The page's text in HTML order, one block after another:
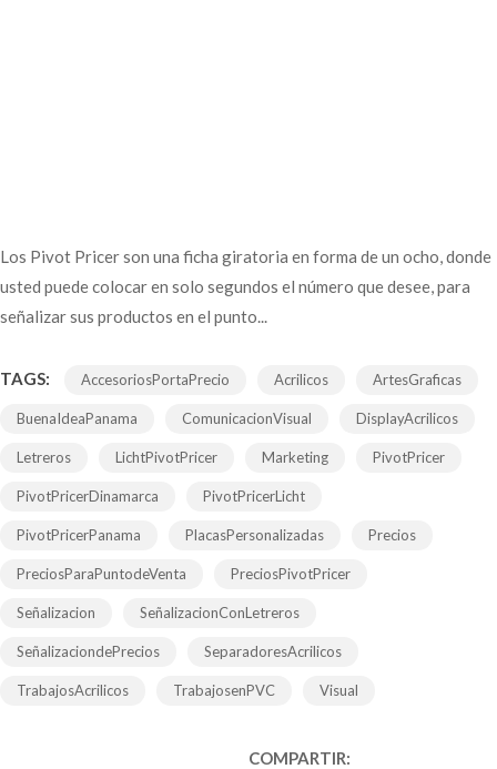
Los Pivot Pricer son una ficha giratoria en forma de un ocho, donde
usted puede colocar en solo segundos el número que desee, para
señalizar sus productos en el punto...
TAGS: AccesoriosPortaPrecio Acrilicos ArtesGraficas
BuenaIdeaPanama ComunicacionVisual DisplayAcrilicos
Letreros LichtPivotPricer Marketing PivotPricer
PivotPricerDinamarca PivotPricerLicht
PivotPricerPanama PlacasPersonalizadas Precios
PreciosParaPuntodeVenta PreciosPivotPricer
Señalizacion SeñalizacionConLetreros
SeñalizaciondePrecios SeparadoresAcrilicos
TrabajosAcrilicos TrabajosenPVC Visual
COMPARTIR: